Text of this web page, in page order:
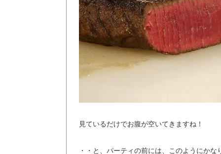
見ているだけでお腹が空いてきますね！
・・と、パーティの前には、このようにか